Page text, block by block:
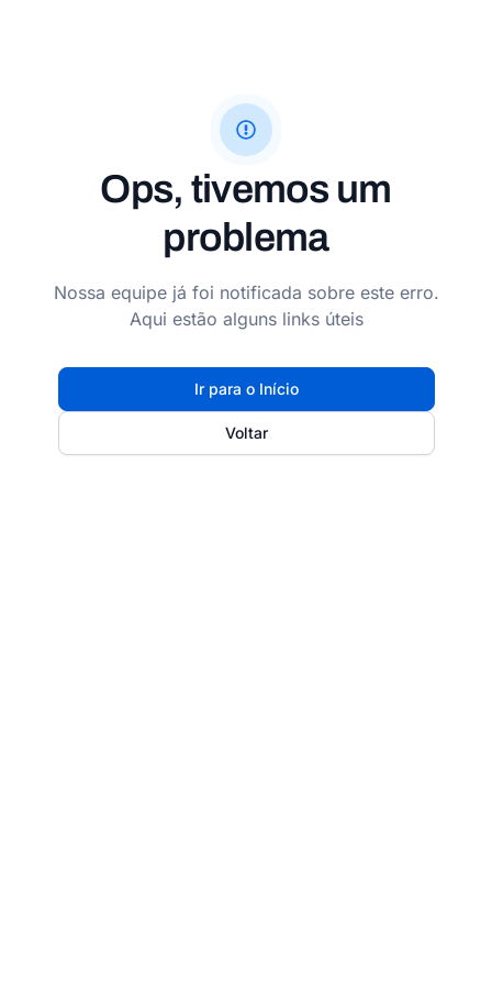
Ops, tivemos um
problema
Nossa equipe já foi notificada sobre este erro.
Aqui estão alguns links úteis
Ir para o Início
Voltar